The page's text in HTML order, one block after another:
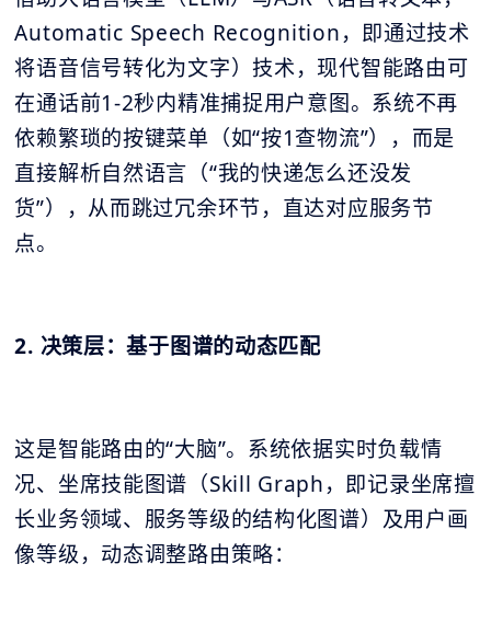
Automatic Speech Recognition，即通过技术
将语音信号转化为文字）技术，现代智能路由可
在通话前1-2秒内精准捕捉用户意图。系统不再
依赖繁琐的按键菜单（如“按1查物流”），而是
直接解析自然语言（“我的快递怎么还没发
货”），从而跳过冗余环节，直达对应服务节
点。
2. 决策层：基于图谱的动态匹配
这是智能路由的“大脑”。系统依据实时负载情
况、坐席技能图谱（Skill Graph，即记录坐席擅
长业务领域、服务等级的结构化图谱）及用户画
像等级，动态调整路由策略：